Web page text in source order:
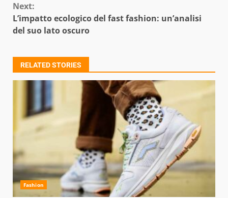
Next:
L’impatto ecologico del fast fashion: un’analisi
del suo lato oscuro
RELATED STORIES
Fashion